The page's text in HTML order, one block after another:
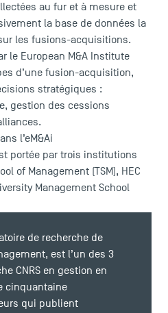
au fur et à mesure et
la base de données la
les fusions-acquisitions.
le European M&A Institute
d’une fusion-acquisition,
stratégiques :
gestion des cessions
l’eM&Ai
portée par trois institutions
of Management (TSM), HEC
Management School
de recherche de
est l’un des 3
CNRS en gestion en
cinquantaine
qui publient